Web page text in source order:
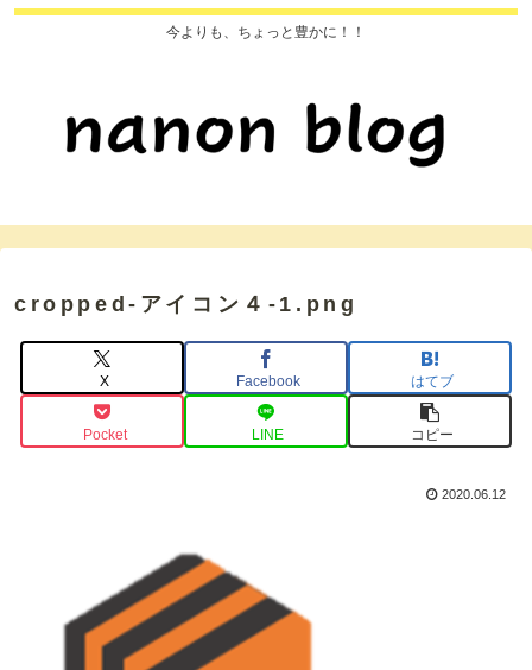
今よりも、ちょっと豊かに！！
cropped-アイコン４-1.png
X Facebook はてブ
Pocket LINE コピー
2020.06.12